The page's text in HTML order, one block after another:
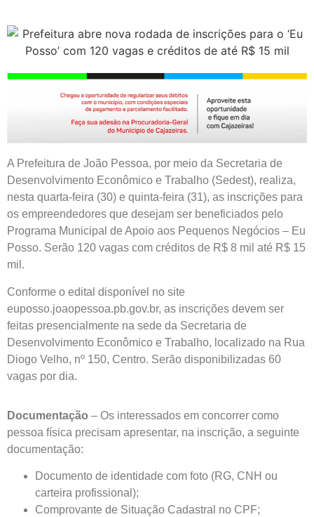
A Prefeitura de João Pessoa, por meio da Secretaria de
Desenvolvimento Econômico e Trabalho (Sedest), realiza,
nesta quarta-feira (30) e quinta-feira (31), as inscrições para
os empreendedores que desejam ser beneficiados pelo
Programa Municipal de Apoio aos Pequenos Negócios – Eu
Posso. Serão 120 vagas com créditos de R$ 8 mil até R$ 15
mil.
Conforme o edital disponível no site
euposso.joaopessoa.pb.gov.br, as inscrições devem ser
feitas presencialmente na sede da Secretaria de
Desenvolvimento Econômico e Trabalho, localizado na Rua
Diogo Velho, nº 150, Centro. Serão disponibilizadas 60
vagas por dia.
Documentação – Os interessados em concorrer como
pessoa física precisam apresentar, na inscrição, a seguinte
documentação:
Documento de identidade com foto (RG, CNH ou
carteira profissional);
Comprovante de Situação Cadastral no CPF;